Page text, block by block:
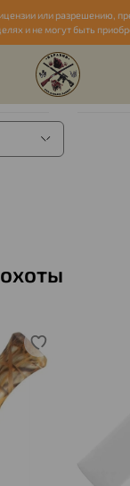
или разрешению,
и не могут быть